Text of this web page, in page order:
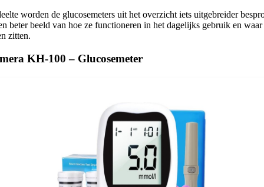
worden de glucosemeters uit het overzicht iets uitgebreider
beter beeld van hoe ze functioneren in het dagelijks gebruik en waar
zitten.
KH-100 – Glucosemeter